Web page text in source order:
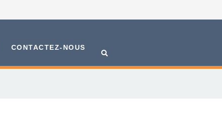
CONTACTEZ-NOUS